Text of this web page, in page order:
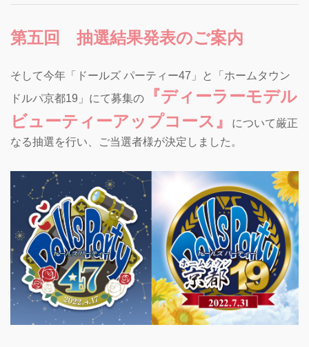
第五回 抽選結果発表のご案内
そして今年「ドールズ パーティー47」と「ホームタウン
ドルパ京都19」にて募集の
『ディーラーモデル
ビューティーアップコース』
について厳正
なる抽選を行い、ご当選者様が決定しました。